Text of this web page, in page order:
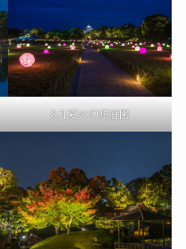
8月夏の幻想庭園